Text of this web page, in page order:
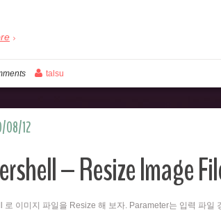
talsu
– Resize Image
로 이미지 파일을 Resize 해 보자. Parameter는 입력 파일
08/12